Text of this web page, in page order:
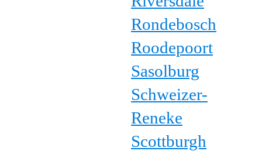
Rondebosch
Roodepoort
Sasolburg
Schweizer-
Reneke
Scottburgh